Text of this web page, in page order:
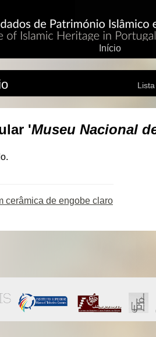
Início
'Museu Nacional
cerâmica de engobe claro